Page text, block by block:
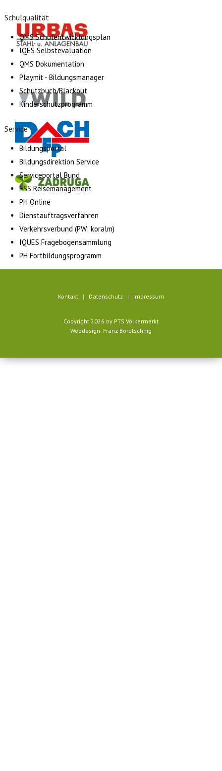
Schulqualität
QMS Schulentwicklungsplan
IQES Selbstevaluation
QMS Dokumentation
Playmit - Bildungsmanager
Schutzbuch/Blackout
Kinderschutzprogramm
Service
Bildungsportal
Bildungsdirektion Service
Serviceportal Bund
ESS Reisemanagement
PH Online
Dienstauftragsverfahren
Verkehrsverbund (PW: koralm)
IQUES Fragebogensammlung
PH Fortbildungsprogramm
Kontakt Datenschutz Impressum
Copyright 2026 by PTS Völkermarkt
Webdesign: Franz Borotschnig